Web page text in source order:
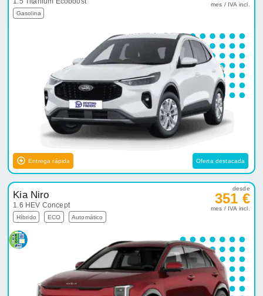
Gasolina
mes / IVA incl.
Entrega rápida Oferta destacada
Kia Niro
1.6 HEV Concept
Híbrido ECO Automático
desde
351 €
mes / IVA incl.